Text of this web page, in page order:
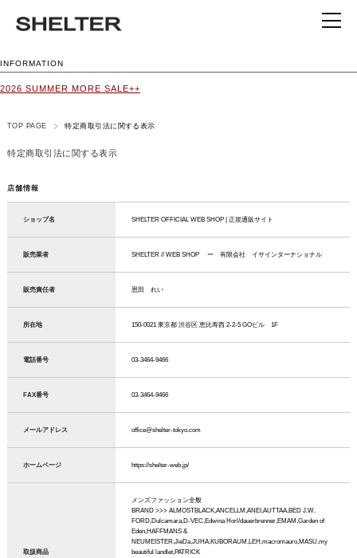
INFORMATION
2026 SUMMER MORE SALE++
TOP PAGE 特定商取引法に関する表示
特定商取引法に関する表示
店舗情報
ショップ名 SHELTER OFFICIAL WEB SHOP | 正規通販サイト
販売業者 SHELTER // WEB SHOP ー 有限会社 イサインターナショナル
販売責任者 恩田 れい
所在地 150-0021 東京都 渋谷区 恵比寿西 2-2-5 GOビル 1F
電話番号 03-3464-9466
FAX番号 03-3464-9466
メールアドレス office@shelter-tokyo.com
ホームページ https://shelter-web.jp/
取扱商品
メンズファッション全般
BRAND >>> ALMOSTBLACK,ANCELLM,ANEI,AUTTAA,BED J.W.
FORD,Dulcamara,D-VEC,Edwina Horl/dauerbrenner,EMAM,Garden of
Eden,HAFFMANS &
NEUMEISTER,JieDa,JUHA,KUBORAUM,LEH,macromauro,MASU,my
beautiful landlet,PATRICK